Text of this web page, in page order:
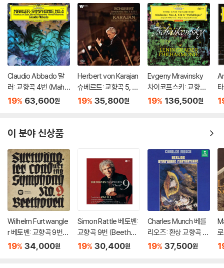
Claudio Abbado 말
러: 교향곡 4번 (Mahle
r: Symphony No. 4)
19% 63,600원
Herbert von Karajan
슈베르트: 교향곡 5, 6,
8, 9번 (Schubert: Sy
19% 35,800원
Evgeny Mravinsky
차이코프스키: 교향곡
4, 5, 6번 '비창' (Tchai
19% 136,500원
이 분야 신상품
Wilhelm Furtwangle
r 베토벤: 교향곡 9번
(Beethoven: Symph
19% 34,000원
Simon Rattle 베토벤:
교향곡 9번 (Beethov
en: Symphony No.
19% 30,400원
Charles Munch 베를
리오즈: 환상 교향곡 (B
erlioz: Symphonie F
19% 37,500원